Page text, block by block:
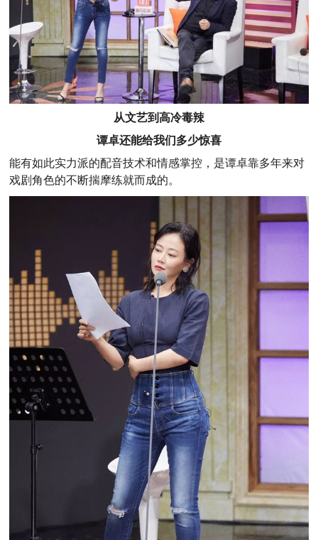
从文艺到高冷毒辣
谭卓还能给我们多少惊喜
能有如此实力派的配音技术和情感掌控，是谭卓靠多年来对
戏剧角色的不断揣摩练就而成的。